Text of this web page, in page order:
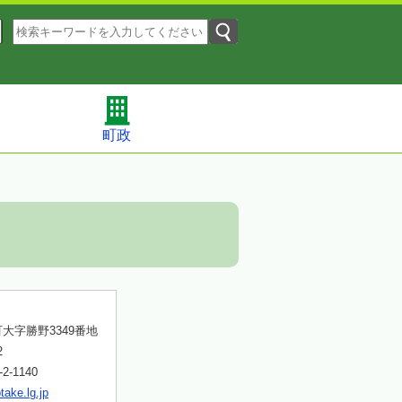
町政
字勝野3349番地
1140